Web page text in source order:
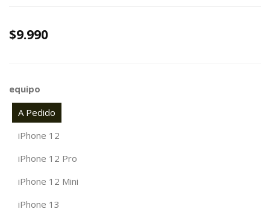
$9.990
equipo
A Pedido
iPhone 12
iPhone 12 Pro
iPhone 12 Mini
iPhone 13